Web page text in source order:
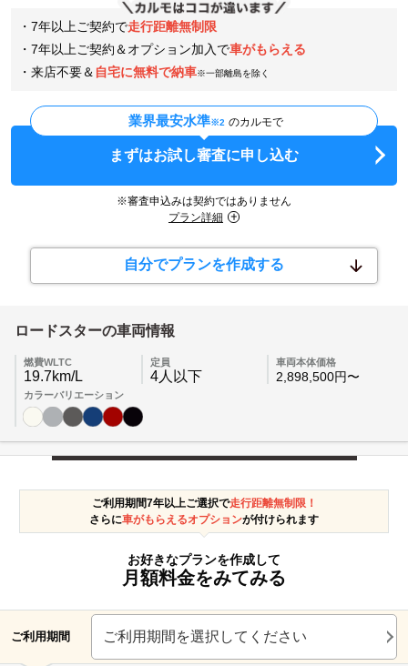
・7年以上ご契約で走行距離無制限
・7年以上ご契約＆オプション加入で車がもらえる
・来店不要＆ 自宅に無料で納車※一部離島を除く
業界最安水準※2 のカルモで
まずはお試し審査に申し込む
※審査申込みは契約ではありません
プラン詳細
自分でプランを作成する
ロードスターの車両情報
燃費WLTC
19.7km/L
定員
4人以下
車両本体価格
2,898,500円〜
カラーバリエーション
ご利用期間7年以上ご選択で走行距離無制限！
さらに車がもらえるオプションが付けられます
お好きなプランを作成して
月額料金をみてみる
ご利用期間 ご利用期間を選択してください